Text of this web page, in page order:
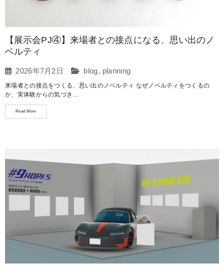
【展示会PJ④】来場者との接点になる、思い出のノ
ベルティ
2026年7月2日 blog, planning
来場者との接点をつくる、思い出のノベルティ なぜノベルティをつくるの
か、実体験からの気づき...
Read More